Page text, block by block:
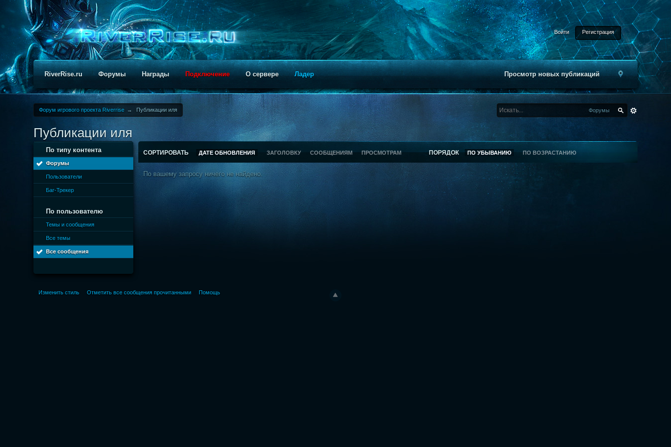
Войти Регистрация
Просмотр новых публикаций
RiverRise.ru Форумы Награды Подключение О сервере Ладер
Форум игрового проекта Riverrise → Публикации иля Форумы
Публикации иля
По типу контента
Форумы
Пользователи
Баг-Трекер
По пользователю
Темы и сообщения
Все темы
Все сообщения
СОРТИРОВАТЬ ДАТЕ ОБНОВЛЕНИЯ ЗАГОЛОВКУ СООБЩЕНИЯМ ПРОСМОТРАМ ПОРЯДОК ПО УБЫВАНИЮ ПО ВОЗРАСТАНИЮ
По вашему запросу ничего не найдено.
Изменить стиль Отметить все сообщения прочитанными Помощь